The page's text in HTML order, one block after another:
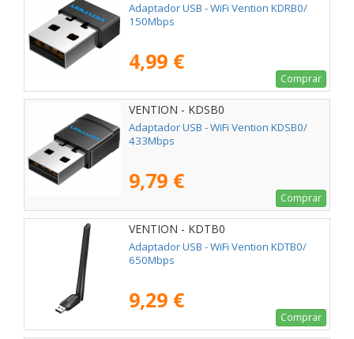
Adaptador USB - WiFi Vention KDRB0/
150Mbps
4,99 €
Comprar
VENTION - KDSB0
Adaptador USB - WiFi Vention KDSB0/
433Mbps
9,79 €
Comprar
VENTION - KDTB0
Adaptador USB - WiFi Vention KDTB0/
650Mbps
9,29 €
Comprar